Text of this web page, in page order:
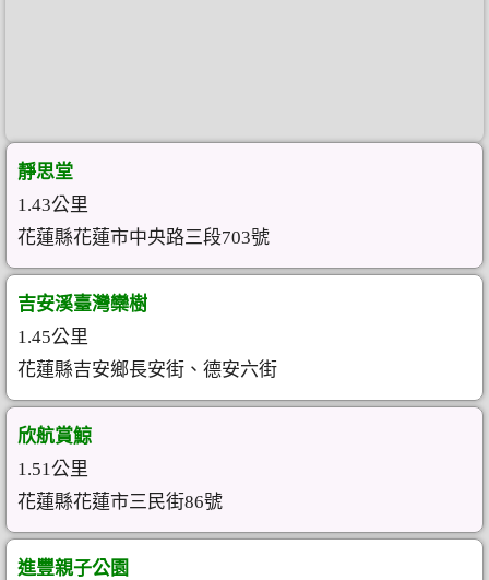
靜思堂
1.43公里
花蓮縣花蓮市中央路三段703號
吉安溪臺灣欒樹
1.45公里
花蓮縣吉安鄉長安街、德安六街
欣航賞鯨
1.51公里
花蓮縣花蓮市三民街86號
進豐親子公園